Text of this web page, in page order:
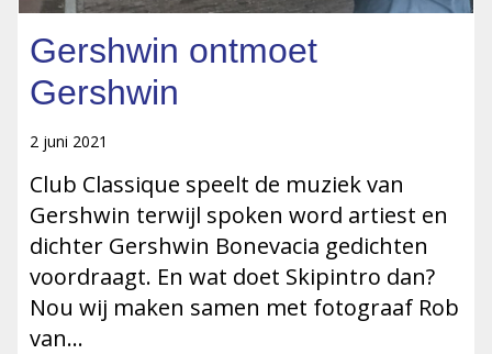
Gershwin ontmoet
Gershwin
2 juni 2021
Club Classique speelt de muziek van
Gershwin terwijl spoken word artiest en
dichter Gershwin Bonevacia gedichten
voordraagt. En wat doet Skipintro dan?
Nou wij maken samen met fotograaf Rob
van…